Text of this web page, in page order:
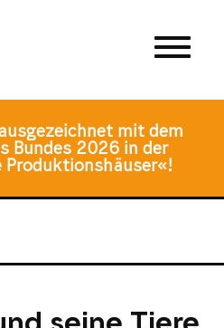
mit dem
Bundes 2026 in der
Produktionshäuser«!